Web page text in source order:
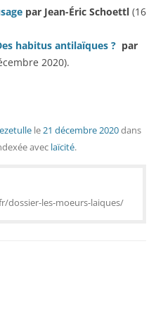
par Jean-Éric Schoettl (16
habitus antilaïques ? par
2020).
le21 décembre 2020dans
avec laïcité.
dossier-les-moeurs-laiques/